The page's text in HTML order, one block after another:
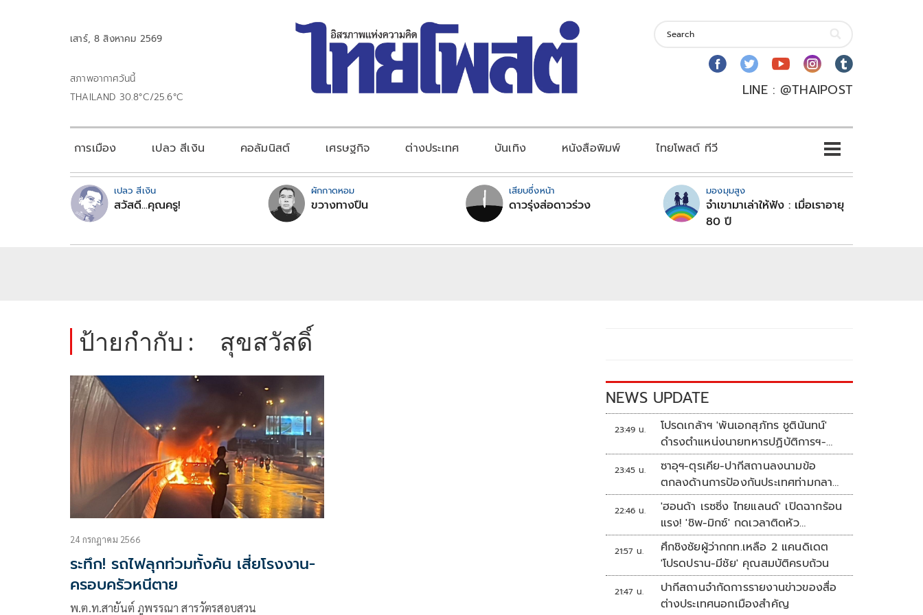
เสาร์, 8 สิงหาคม 2569
สภาพอากาศวันนี้
THAILAND 30.8°C/25.6°C
LINE : @THAIPOST
การเมือง เปลว สีเงิน คอลัมนิสต์ เศรษฐกิจ ต่างประเทศ บันเทิง หนังสือพิมพ์ ไทยโพสต์ ทีวี
เปลว สีเงิน
สวัสดี...คุณครู!
ผักกาดหอม
ขวางทางปืน
เสียบซึ่งหน้า
ดาวรุ่งส่อดาวร่วง
มองมุมสูง
จำเขามาเล่าให้ฟัง : เมื่อเราอายุ
80 ปี
ป้ายกำกับ : สุขสวัสดิ์
24 กรกฎาคม 2566
ระทึก! รถไฟลุกท่วมทั้งคัน เสี่ยโรงงาน-
ครอบครัวหนีตาย
พ.ต.ท.สายันต์ ภูพรรณา สารวัตรสอบสวน
NEWS UPDATE
23:49 น.
โปรดเกล้าฯ 'พันเอกสุภัทร ชูตินันทน์'
ดำรงตำแหน่งนายทหารปฏิบัติการฯ-
พระราชทานยศ 'พลตรี'
23:45 น.
ซาอุฯ-ตุรเคีย-ปากีสถานลงนามข้อ
ตกลงด้านการป้องกันประเทศท่ามกลาง
สงครามในภูมิภาค
22:46 น.
'ฮอนด้า เรซซิ่ง ไทยแลนด์' เปิดฉากร้อน
แรง! 'ชิพ-มิกซ์' กดเวลาติดหัว
แถว ARRC สนาม 4 ที่มัลดาลิกา
21:57 น.
ศึกชิงชัยผู้ว่ากกท.เหลือ 2 แคนดิเดต
'โปรดปราน-มีชัย' คุณสมบัติครบถ้วน
21:47 น.
ปากีสถานจำกัดการรายงานข่าวของสื่อ
ต่างประเทศนอกเมืองสำคัญ